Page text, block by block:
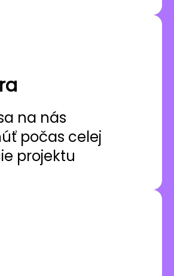
na nás
počas celej
projektu